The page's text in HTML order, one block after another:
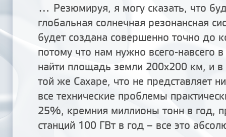
... Резюмируя, я могу сказать, что
глобальная солнечная резонансная
будет создана совершенно точно до
потому что нам нужно всего-навсего
найти площадь земли 200x200 км, и
той же Сахаре, что не представляет
все технические проблемы
25%, кремния миллионы тонн в год,
станций 100 ГВт в год – все это